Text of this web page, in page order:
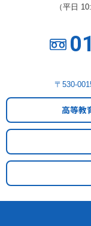
（平日
〒530-
高等教